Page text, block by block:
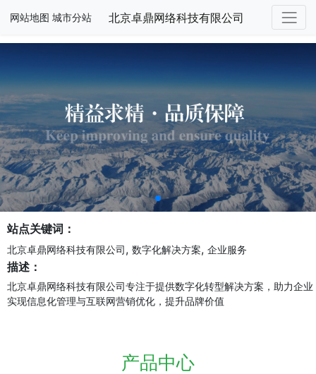
网站地图 城市分站 北京卓鼎网络科技有限公司
站点关键词：
北京卓鼎网络科技有限公司, 数字化解决方案, 企业服务
描述：
北京卓鼎网络科技有限公司专注于提供数字化转型解决方案，助力企业
实现信息化管理与互联网营销优化，提升品牌价值
产品中心